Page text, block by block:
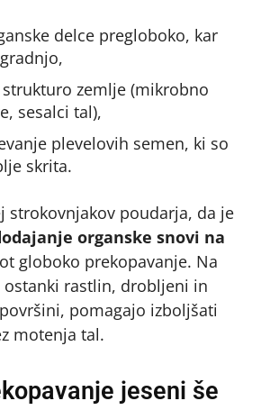
delce pregloboko, kar
zemlje (mikrobno
sesalci tal),
plevelovih semen, ki so
skrita.
strokovnjakov poudarja, da je
organske snovi na
globoko prekopavanje. Na
rastlin, drobljeni in
pomagajo izboljšati
motenja tal.
jeseni še